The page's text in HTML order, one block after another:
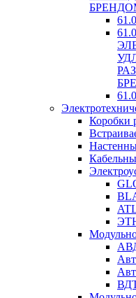
Коробки